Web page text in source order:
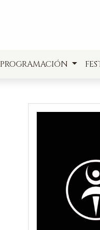
PROGRAMACIÓN